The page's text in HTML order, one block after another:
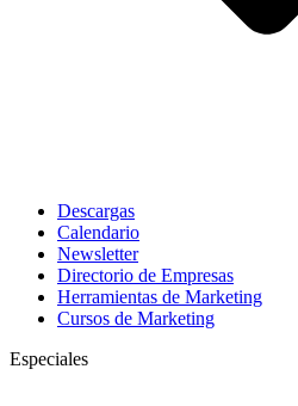
Descargas
Calendario
Newsletter
Directorio de Empresas
Herramientas de Marketing
Cursos de Marketing
Especiales